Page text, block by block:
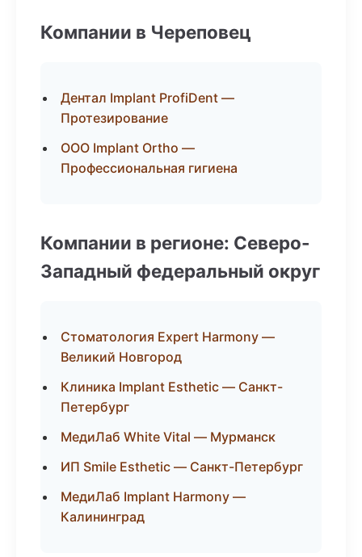
Компании в Череповец
Дентал Implant ProfiDent —
Протезирование
ООО Implant Ortho —
Профессиональная гигиена
Компании в регионе: Северо-
Западный федеральный округ
Стоматология Expert Harmony —
Великий Новгород
Клиника Implant Esthetic — Санкт-
Петербург
МедиЛаб White Vital — Мурманск
ИП Smile Esthetic — Санкт-Петербург
МедиЛаб Implant Harmony —
Калининград